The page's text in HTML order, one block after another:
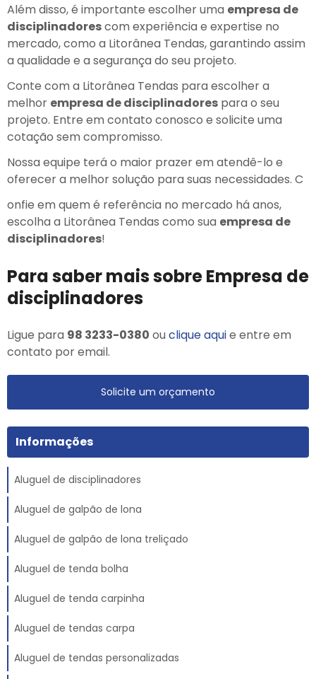
Além disso, é importante escolher uma empresa de
disciplinadorescom experiência e expertise no
mercado, como a Litorânea Tendas, garantindo assim
a qualidade e a segurança do seu projeto.
Conte com a Litorânea Tendas para escolher a
melhor empresa de disciplinadores para o seu
projeto. Entre em contato conosco e solicite uma
cotação sem compromisso.
Nossa equipe terá o maior prazer em atendê-lo e
oferecer a melhor solução para suas necessidades. C
onfie em quem é referência no mercado há anos,
escolha a Litorânea Tendas como sua empresa de
disciplinadores!
Para saber mais sobre Empresa de
disciplinadores
Ligue para 98 3233-0380 ou clique aquie entre em
contato por email.
Solicite um orçamento
Informações
Aluguel de disciplinadores
Aluguel de galpão de lona
Aluguel de galpão de lona treliçado
Aluguel de tenda bolha
Aluguel de tenda carpinha
Aluguel de tendas carpa
Aluguel de tendas personalizadas